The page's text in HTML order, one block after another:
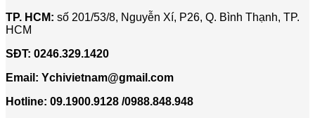
TP. HCM: số 201/53/8, Nguyễn Xí, P26, Q. Bình Thạnh, TP.
HCM
SĐT: 0246.329.1420
Email: Ychivietnam@gmail.com
Hotline: 09.1900.9128 /0988.848.948